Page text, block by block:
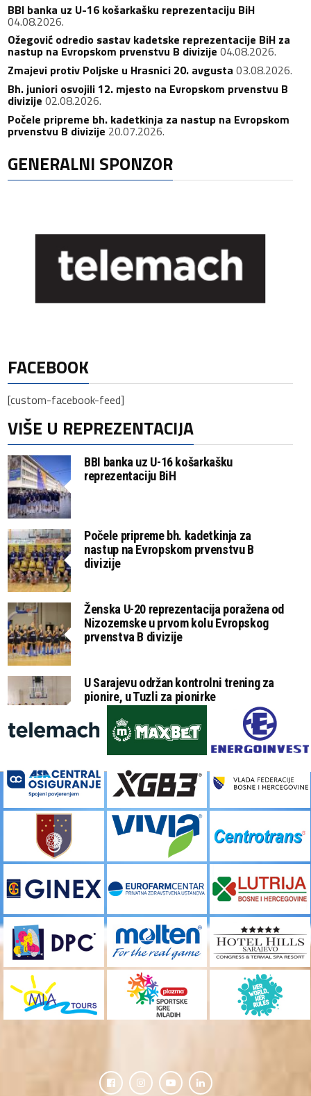
BBI banka uz U-16 košarkašku reprezentaciju BiH
04.08.2026.
Ožegović odredio sastav kadetske reprezentacije BiH za
nastup na Evropskom prvenstvu B divizije 04.08.2026.
Zmajevi protiv Poljske u Hrasnici 20. avgusta 03.08.2026.
Bh. juniori osvojili 12. mjesto na Evropskom prvenstvu B
divizije 02.08.2026.
Počele pripreme bh. kadetkinja za nastup na Evropskom
prvenstvu B divizije 20.07.2026.
GENERALNI SPONZOR
FACEBOOK
[custom-facebook-feed]
VIŠE U REPREZENTACIJA
BBI banka uz U-16 košarkašku
reprezentaciju BiH
Počele pripreme bh. kadetkinja za
nastup na Evropskom prvenstvu B
divizije
Ženska U-20 reprezentacija poražena od
Nizozemske u prvom kolu Evropskog
prvenstva B divizije
U Sarajevu održan kontrolni trening za
pionire, u Tuzli za pionirke